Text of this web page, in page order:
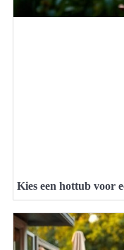
Kies een hottub voor